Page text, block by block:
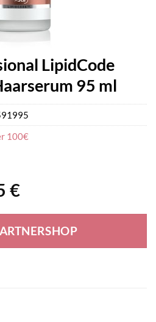
LipidCode
95 ml
€
€Aktueller
ist:
70,55 €.
100€